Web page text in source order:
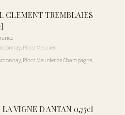
CLEMENT TREMBLAIES
Pinot Meunier
Pinot Meunier de Champagne,
VIGNE D ANTAN 0,75cl